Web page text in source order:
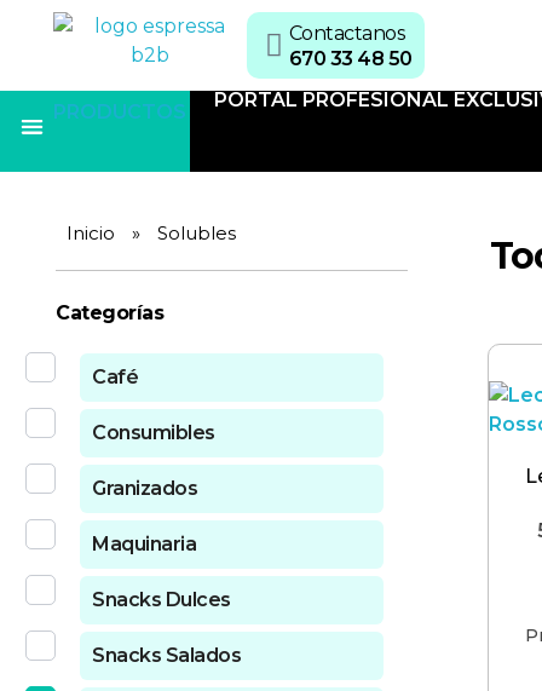
Contactanos
670 33 48 50
PRODUCTOS
PORTAL PROFESIONAL
Inicio » Solubles
Categorías
Café
Consumibles
Granizados
Maquinaria
Snacks Dulces
Snacks Salados